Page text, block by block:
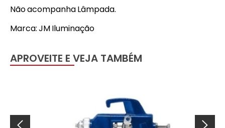
Não acompanha Lâmpada.
Marca: JM Iluminação
APROVEITE E VEJA TAMBÉM